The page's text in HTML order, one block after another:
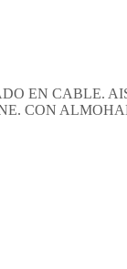
EN CABLE.
CON